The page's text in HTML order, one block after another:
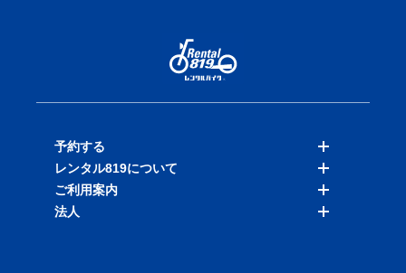
予約する
バイクを探す
店舗を探す
レンタル819について
料金表
ご利用案内
法人